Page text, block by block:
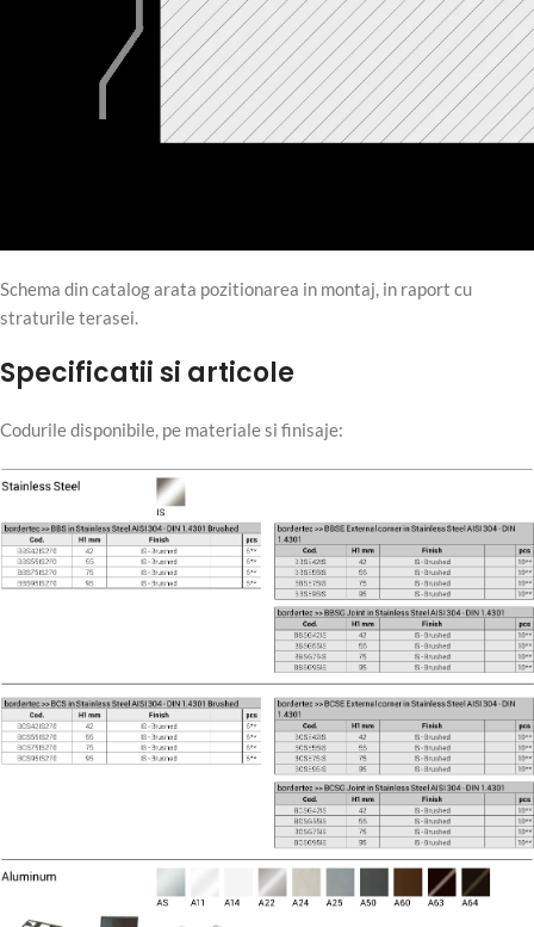
Schema din catalog arata pozitionarea in montaj, in raport cu
straturile terasei.
Specificatii si articole
Codurile disponibile, pe materiale si finisaje: